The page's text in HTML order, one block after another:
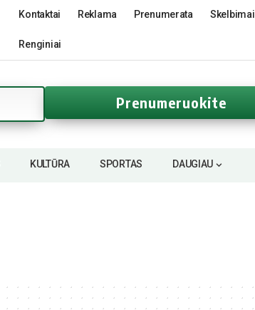
Kontaktai Reklama Prenumerata Skelbimai
Renginiai
Prenumeruokite
KULTŪRA SPORTAS DAUGIAU